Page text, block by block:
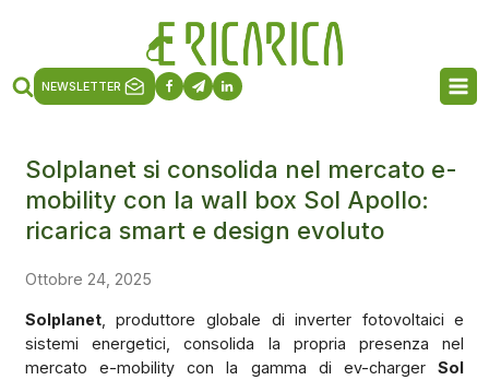
NEWSLETTER
Solplanet si consolida nel mercato e-
mobility con la wall box Sol Apollo:
ricarica smart e design evoluto
Ottobre 24, 2025
Solplanet, produttore globale di inverter fotovoltaici e
sistemi energetici, consolida la propria presenza nel
mercato e-mobility con la gamma di ev-chargerSol